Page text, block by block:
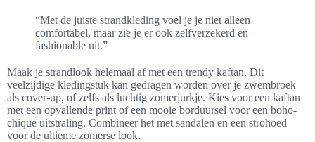
“Met de juiste strandkleding voel je je niet alleen
comfortabel, maar zie je er ook zelfverzekerd en
fashionable uit.”
Maak je strandlook helemaal af met een trendy kaftan. Dit
veelzijdige kledingstuk kan gedragen worden over je zwembroek
als cover-up, of zelfs als luchtig zomerjurkje. Kies voor een kaftan
met een opvallende print of een mooie borduursel voor een boho-
chique uitstraling. Combineer het met sandalen en een strohoed
voor de ultieme zomerse look.